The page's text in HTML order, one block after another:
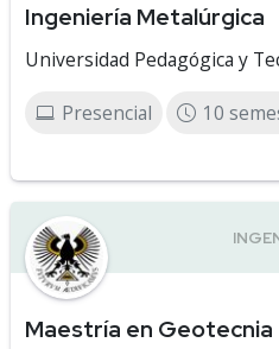
Ingeniería Metalúrgica
Universidad Pedagógica y
Presencial 10
Maestría en Geotecnia